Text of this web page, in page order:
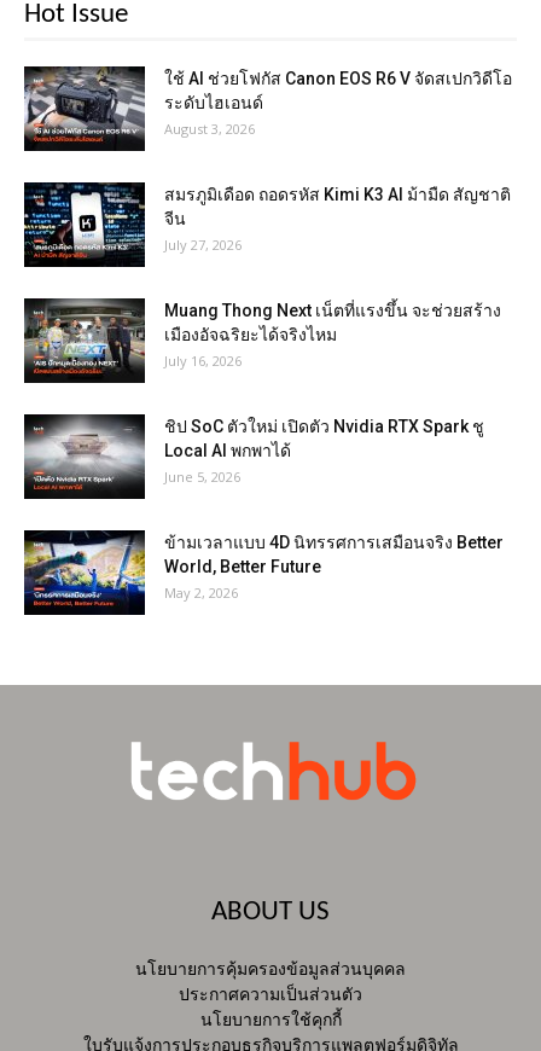
Hot Issue
ใช้ AI ช่วยโฟกัส Canon EOS R6 V จัดสเปกวิดีโอ
ระดับไฮเอนด์
August 3, 2026
สมรภูมิเดือด ถอดรหัส Kimi K3 AI ม้ามืด สัญชาติ
จีน
July 27, 2026
Muang Thong Next เน็ตที่แรงขึ้น จะช่วยสร้าง
เมืองอัจฉริยะได้จริงไหม
July 16, 2026
ชิป SoC ตัวใหม่ เปิดตัว Nvidia RTX Spark ชู
Local AI พกพาได้
June 5, 2026
ข้ามเวลาแบบ 4D นิทรรศการเสมือนจริง Better
World, Better Future
May 2, 2026
ABOUT US
นโยบายการคุ้มครองข้อมูลส่วนบุคคล
ประกาศความเป็นส่วนตัว
นโยบายการใช้คุกกี้
ใบรับแจ้งการประกอบธุรกิจบริการแพลตฟอร์มดิจิทัล